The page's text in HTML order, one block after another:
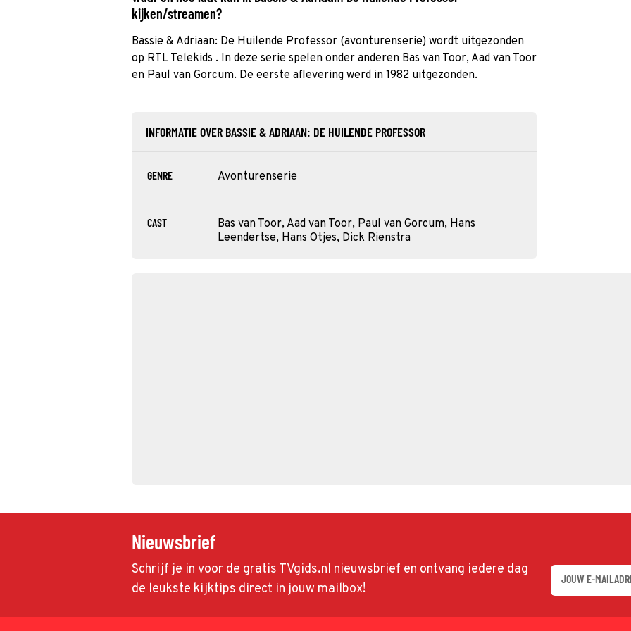
kijken/streamen?
Bassie & Adriaan: De Huilende Professor (avonturenserie) wordt uitgezonden
op RTL Telekids . In deze serie spelen onder anderen Bas van Toor, Aad van Toor
en Paul van Gorcum. De eerste aflevering werd in 1982 uitgezonden.
INFORMATIE OVER BASSIE & ADRIAAN: DE HUILENDE PROFESSOR
GENRE Avonturenserie
CAST
Bas van Toor, Aad van Toor, Paul van Gorcum, Hans
Leendertse, Hans Otjes, Dick Rienstra
Nieuwsbrief
Schrijf je in voor de gratis TVgids.nl nieuwsbrief en ontvang iedere dag
de leukste kijktips direct in jouw mailbox!